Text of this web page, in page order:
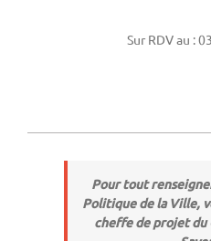
Sur RDV au :
Pour tout
Politique de la Ville,
cheffe de projet du